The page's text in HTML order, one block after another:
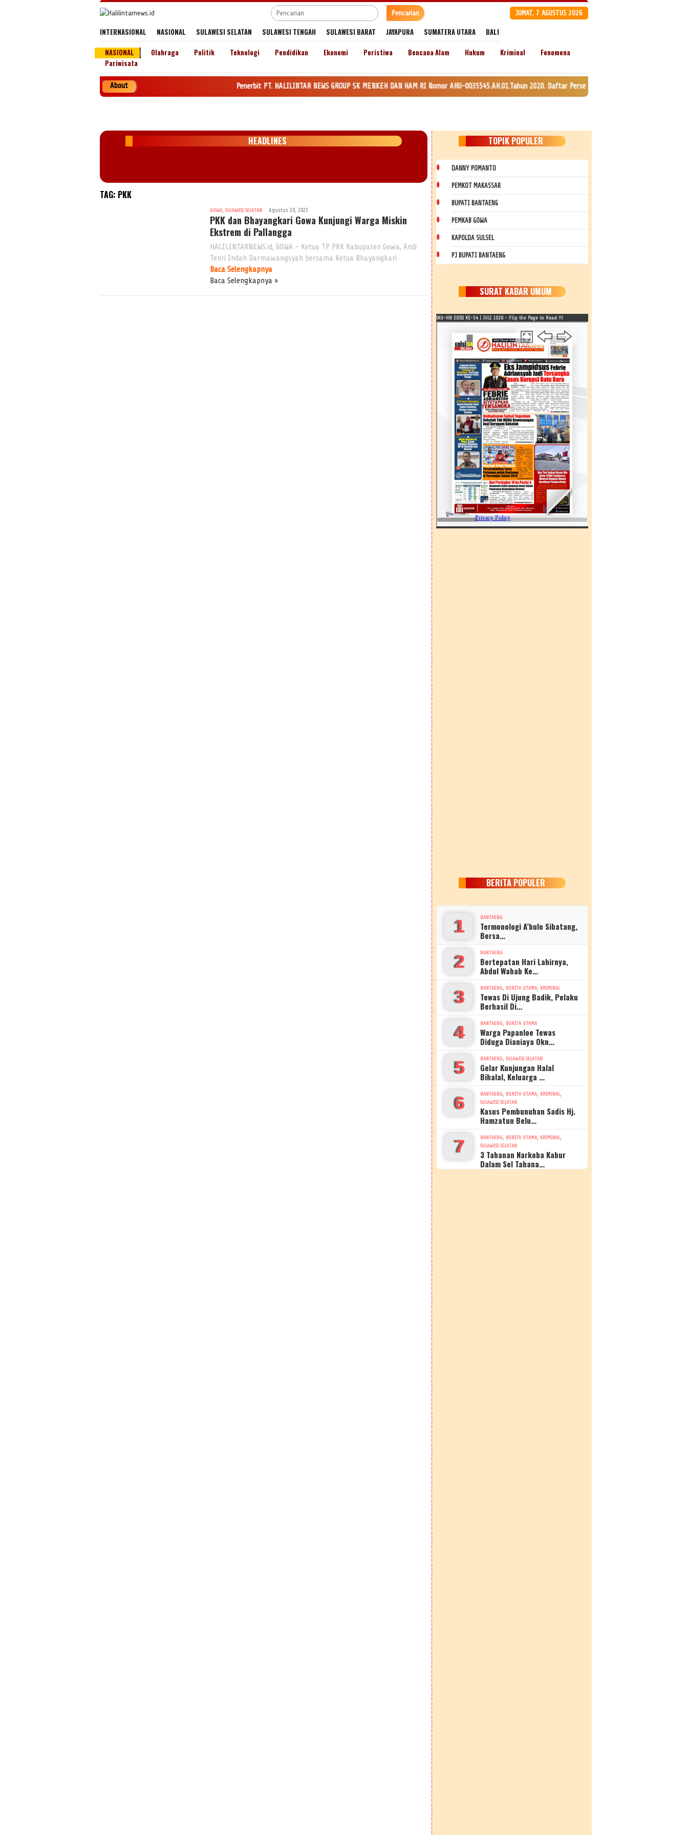
Pencarian JUMAT, 7 AGUSTUS 2026
INTERNASIONAL NASIONAL SULAWESI SELATAN SULAWESI TENGAH SULAWESI BARAT JAYAPURA SUMATERA UTARA
BALI
NASIONAL
Olahraga Politik Teknologi Pendidikan Ekonomi Peristiwa Bencana Alam Hukum Kriminal
Fenomena
Pariwisata
About Penerbit PT. HALILINTAR NEWS GROUP SK MENKEH DAN HAM RI Nomor AHU-0035545.AH.01.Tahun 2020. Daftar Perseroan Nomor AHU-0120147.AH.01.11.
HEADLINES
TAG: PKK
GOWA, SULAWESI SELATAN Agustus 10, 2025
PKK dan Bhayangkari Gowa Kunjungi Warga Miskin
Ekstrem di Pallangga
HALILINTARNEWS.id, GOWA – Ketua TP PKK Kabupaten Gowa, Andi
Tenri Indah Darmawangsyah bersama Ketua Bhayangkari
Baca Selengkapnya
Baca Selengkapnya »
TOPIK POPULER
DANNY POMANTO
PEMKOT MAKASSAR
BUPATI BANTAENG
PEMKAB GOWA
KAPOLDA SULSEL
PJ BUPATI BANTAENG
SURAT KABAR UMUM
SKU-HN EDISI KE-54 | JULI 2026 - Flip the Page to Read !!!
BERITA POPULER
1 BANTAENG
Termonologi A’bulo Sibatang,
Bersa…
2 BANTAENG
Bertepatan Hari Lahirnya,
Abdul Wahab Ke…
3 BANTAENG, BERITA UTAMA, KRIMINAL
Tewas Di Ujung Badik, Pelaku
Berhasil Di…
4 BANTAENG, BERITA UTAMA
Warga Papanloe Tewas
Diduga Dianiaya Okn…
5 BANTAENG,SULAWESI SELATAN
Gelar Kunjungan Halal
Bihalal, Keluarga …
6 BANTAENG, BERITA UTAMA, KRIMINAL,
SULAWESI SELATAN
Kasus Pembunuhan Sadis Hj.
Hamzatun Belu…
7 BANTAENG, BERITA UTAMA, KRIMINAL,
SULAWESI SELATAN
3 Tahanan Narkoba Kabur
Dalam Sel Tahana…